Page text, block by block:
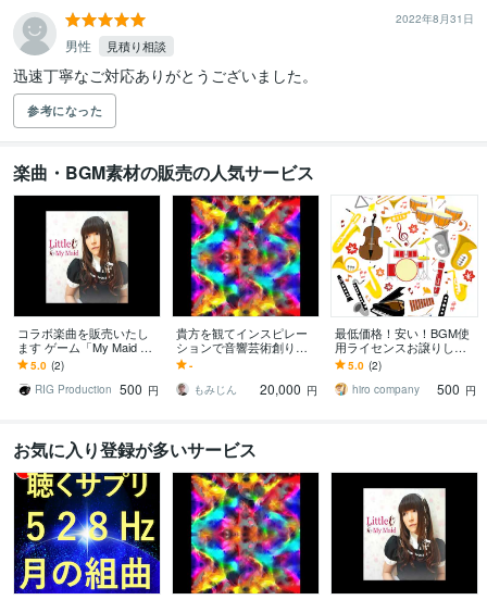
2022年8月31日
男性 見積り相談
迅速丁寧なご対応ありがとうございました。
参考になった
楽曲・BGM素材の販売の人気サービス
コラボ楽曲を販売いたし
ます ゲーム「My Maid Girl
friend」テーマソング
5.0 (2)
RIG Production 500 円
貴方を観てインスピレー
ションで音響芸術創りま
す 貴方の魅力可能性、人
間像をミニマルミュージ
カルアートにします
-
もみじん
20,000 円
最低価格！安い！BGM使
用ライセンスお譲りしま
す お得です！10曲毎での
買い切り制度！なんと10
曲：500円！
5.0 (2)
hiro company
500 円
お気に入り登録が多いサービス